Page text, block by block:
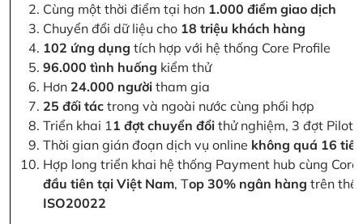
Cùng một thời điểm tại hơn 1.000 điểm giao dịch
Chuyển đổi dữ liệu cho 18 triệu khách hàng
102 ứng dụng tích hợp với hệ thống Core Profile
96.000 tình huống kiểm thử
Hơn 24.000 người tham gia
25 đối tác trong và ngoài nước cùng phối hợp
Triển khai 11 đợt chuyển đổi thử nghiệm, 3 đợt Pilot
Thời gian gián đoạn dịch vụ online không quá 16
Hợp long triển khai hệ thống Payment hub cùng
đầu tiên tại Việt Nam, Top 30% ngân hàng trên thế
ISO20022